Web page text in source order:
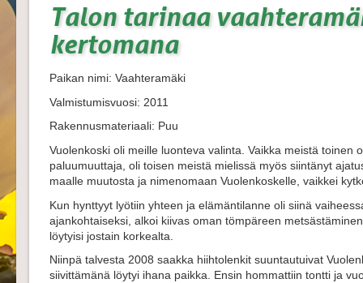
Talon tarinaa
kertomana
Paikan nimi: Vaahteramäki
Valmistumisvuosi: 2011
Rakennusmateriaali: Puu
Vuolenkoski oli meille luonteva valinta. Vaikka meistä toinen
paluumuuttaja, oli toisen meistä mielissä myös siintänyt
maalle muutosta ja nimenomaan Vuolenkoskelle, vaikkei
Kun hynttyyt lyötiin yhteen ja elämäntilanne oli siinä
ajankohtaiseksi, alkoi kiivas oman tömpäreen
löytyisi jostain korkealta.
Niinpä talvesta 2008 saakka hiihtolenkit suuntautuivat
siivittämänä löytyi ihana paikka. Ensin hommattiin tontti ja